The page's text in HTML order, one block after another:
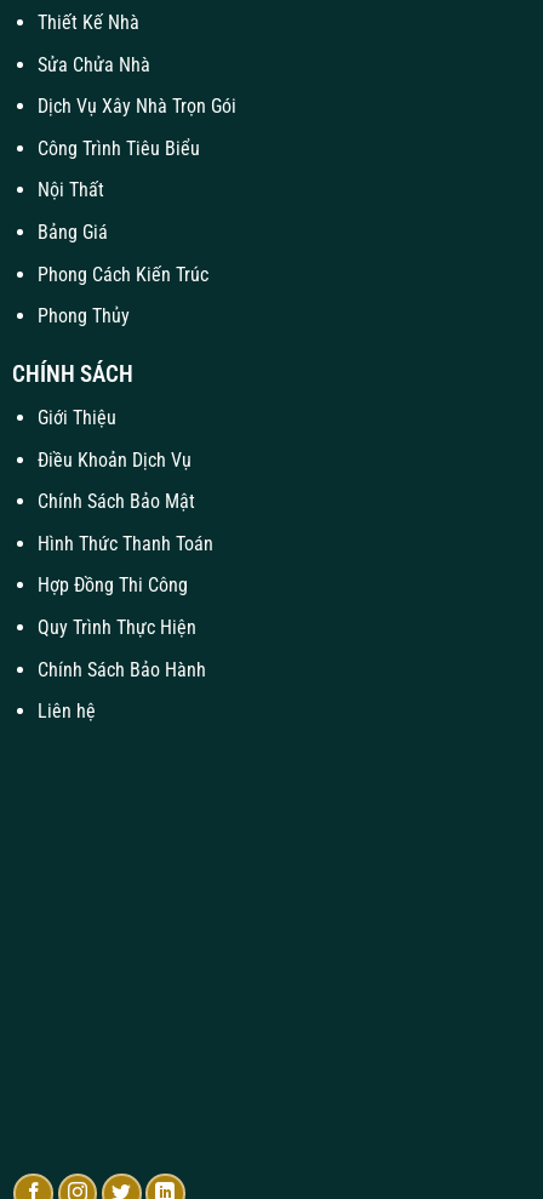
Thiết Kế Nhà
Sửa Chửa Nhà
Dịch Vụ Xây Nhà Trọn Gói
Công Trình Tiêu Biểu
Nội Thất
Bảng Giá
Phong Cách Kiến Trúc
Phong Thủy
CHÍNH SÁCH
Giới Thiệu
Điều Khoản Dịch Vụ
Chính Sách Bảo Mật
Hình Thức Thanh Toán
Hợp Đồng Thi Công
Quy Trình Thực Hiện
Chính Sách Bảo Hành
Liên hệ